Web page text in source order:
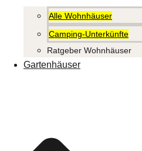
Alle Wohnhäuser
Camping-Unterkünfte
Ratgeber Wohnhäuser
Gartenhäuser